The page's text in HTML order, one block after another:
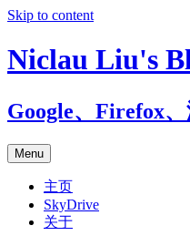
Skip to content
Niclau Liu's
Google、Firefox
Menu
主页
SkyDrive
关于